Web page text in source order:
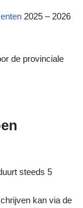
2025 – 2026
de provinciale
steeds 5
kan via de